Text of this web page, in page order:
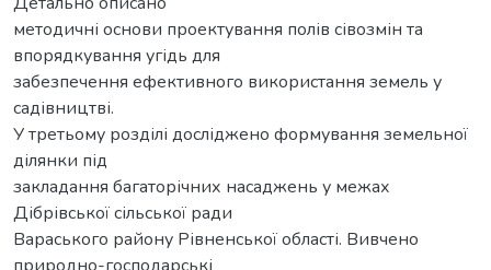
методичні основи проектування полів сівозмін та
впорядкування угідь для
забезпечення ефективного використання земель у
садівництві.
У третьому розділі досліджено формування земельної
ділянки під
закладання багаторічних насаджень у межах
Дібрівської сільської ради
Вараського району Рівненської області. Вивчено